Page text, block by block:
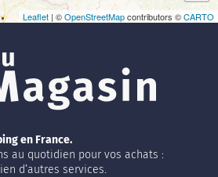
Leaflet | ©OpenStreetMapcontributors ©CARTO
en France.
au quotidien pour vos achats :
d’autres services.